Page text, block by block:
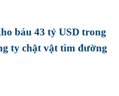
báu 43 tỷ USD trong
ty chật vật tìm đường